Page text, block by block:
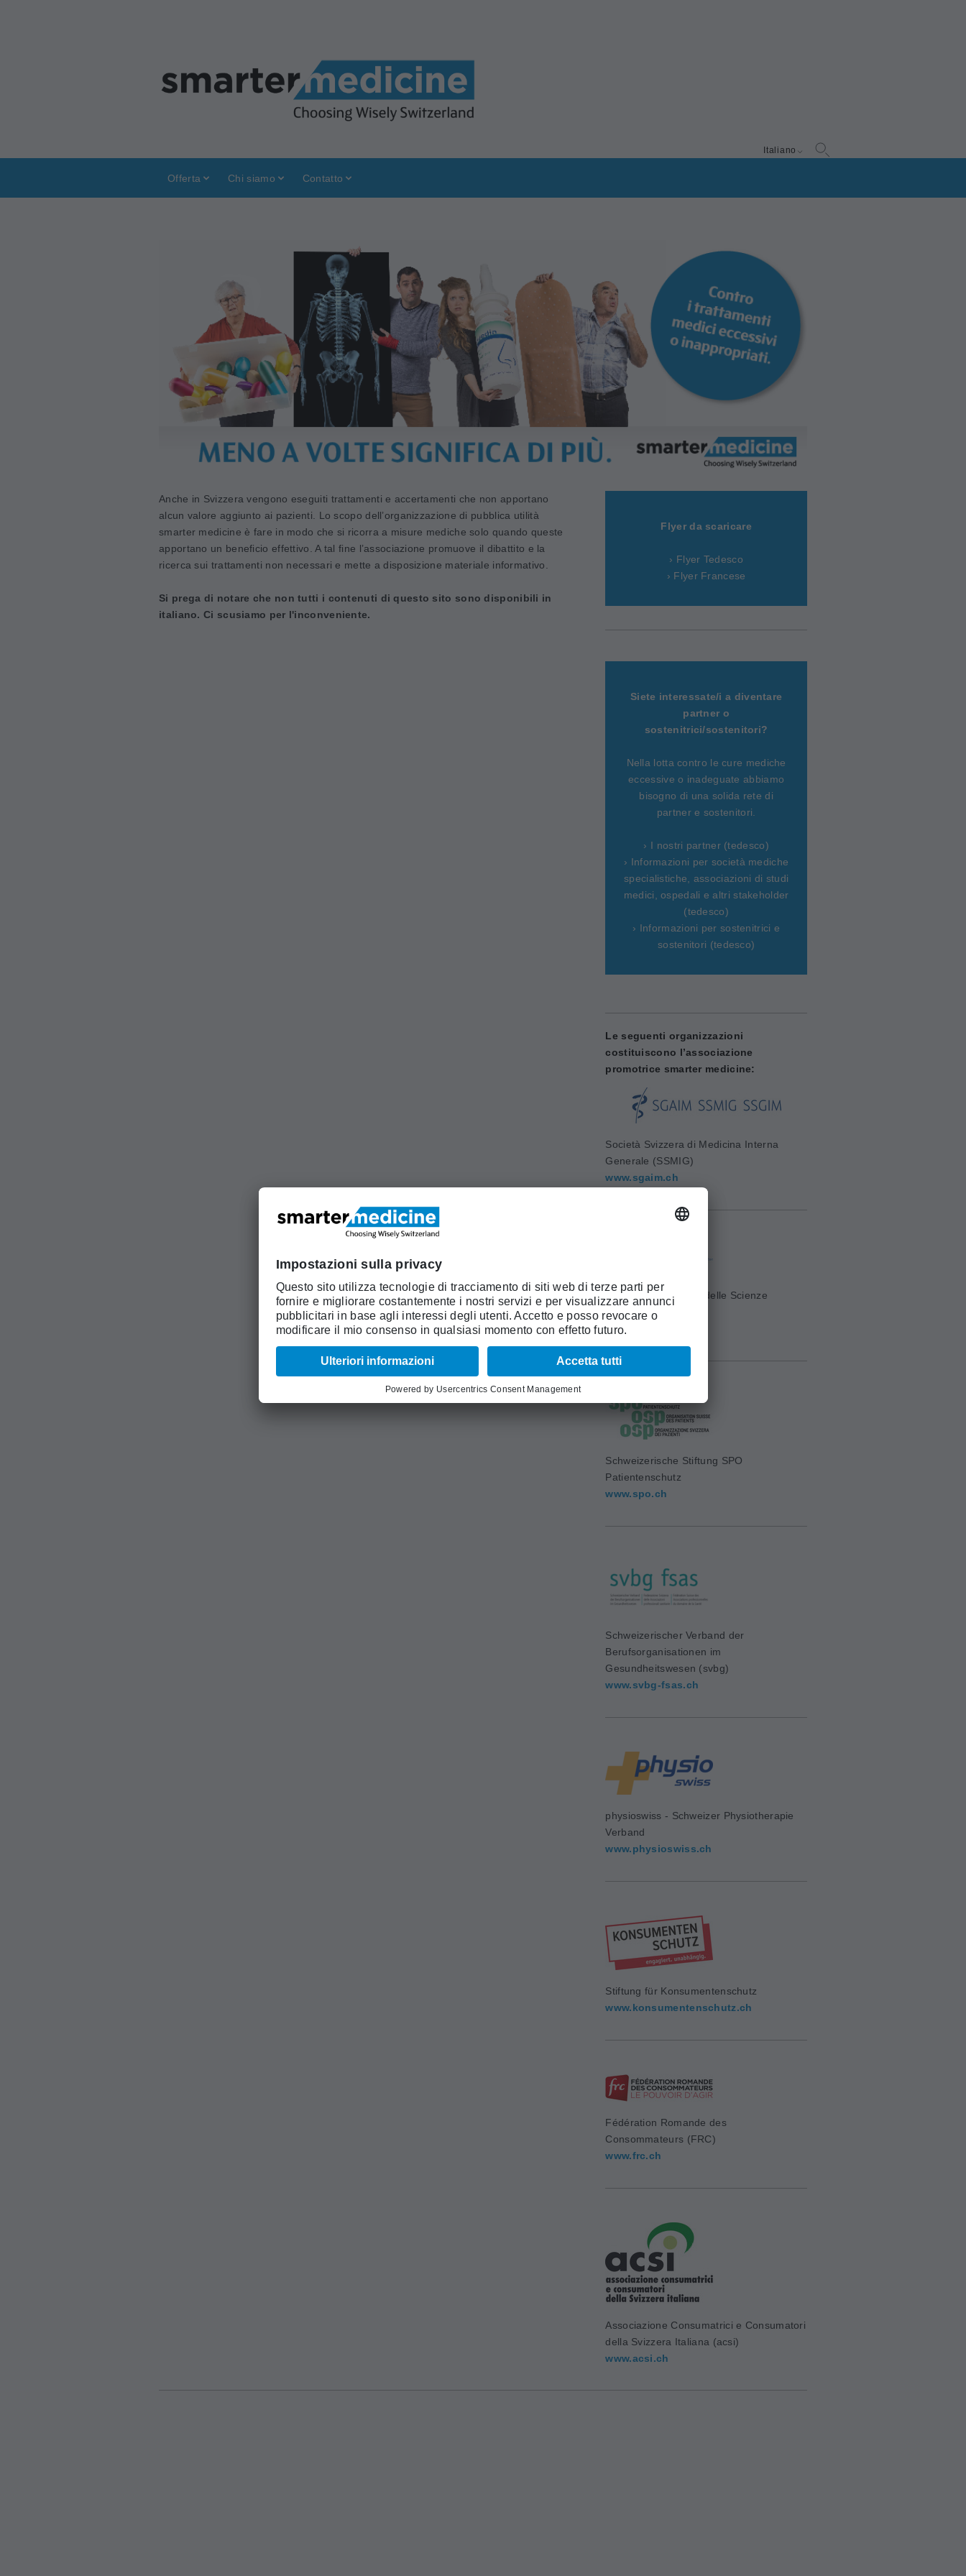
Italiano
Offerta Chi siamo Contatto
Anche in Svizzera vengono eseguiti trattamenti e accertamenti che non apportano
alcun valore aggiunto ai pazienti. Lo scopo dell’organizzazione di pubblica utilità
smarter medicine è fare in modo che si ricorra a misure mediche solo quando queste
apportano un beneficio effettivo. A tal fine l’associazione promuove il dibattito e la
ricerca sui trattamenti non necessari e mette a disposizione materiale informativo.
Si prega di notare che non tutti i contenuti di questo sito sono disponibili in
italiano. Ci scusiamo per l'inconveniente.
Flyer da scaricare
› Flyer Tedesco
› Flyer Francese
Siete interessate/i a diventare
partner o
sostenitrici/sostenitori?
Nella lotta contro le cure mediche
eccessive o inadeguate abbiamo
bisogno di una solida rete di
partner e sostenitori.
› I nostri partner (tedesco)
› Informazioni per società mediche
specialistiche, associazioni di studi
medici, ospedali e altri stakeholder
(tedesco)
› Informazioni per sostenitrici e
sostenitori (tedesco)
Le seguenti organizzazioni
costituiscono l’associazione
promotrice smarter medicine:
Società Svizzera di Medicina Interna
Generale (SSMIG)
www.sgaim.ch
Accademia Svizzera delle Scienze
Mediche (ASSM)
www.samw.ch
Schweizerische Stiftung SPO
Patientenschutz
www.spo.ch
Schweizerischer Verband der
Berufsorganisationen im
Gesundheitswesen (svbg)
www.svbg-fsas.ch
physioswiss - Schweizer Physiotherapie
Verband
www.physioswiss.ch
Stiftung für Konsumentenschutz
www.konsumentenschutz.ch
Fédération Romande des
Consommateurs (FRC)
www.frc.ch
Associazione Consumatrici e Consumatori
della Svizzera Italiana (acsi)
www.acsi.ch